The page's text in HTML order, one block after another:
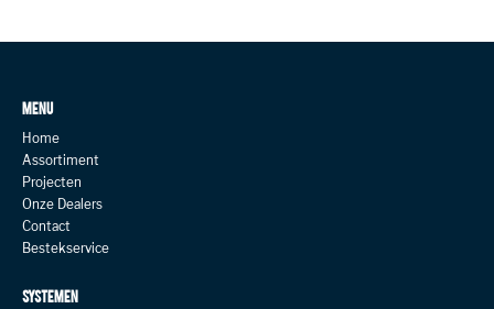
MENU
Home
Assortiment
Projecten
Onze Dealers
Contact
Bestekservice
SYSTEMEN